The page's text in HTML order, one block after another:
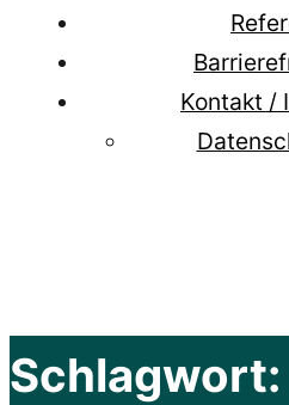
Kontakt /
Schlagwort: